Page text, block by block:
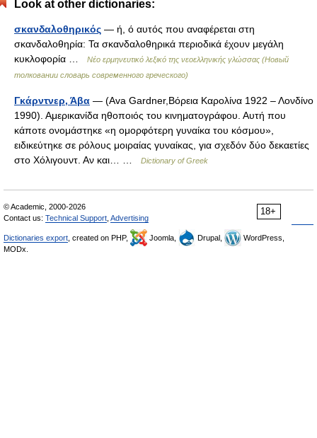
Look at other dictionaries:
σκανδαλοθηρικός — ή, ό αυτός που αναφέρεται στη
σκανδαλοθηρία: Τα σκανδαλοθηρικά περιοδικά έχουν μεγάλη
κυκλοφορία …
Νέο ερμηνευτικό λεξικό της νεοελληνικής γλώσσας (Новый
толковании словарь современного греческого)
Γκάρντνερ, Άβα — (Ava Gardner,Βόρεια Καρολίνα 1922 – Λονδίνο
1990). Αμερικανίδα ηθοποιός του κινηματογράφου. Αυτή που
κάποτε ονομάστηκε «η ομορφότερη γυναίκα του κόσμου»,
ειδικεύτηκε σε ρόλους μοιραίας γυναίκας, για σχεδόν δύο δεκαετίες
στο Χόλιγουντ. Αν και… …
Dictionary of Greek
18+
© Academic, 2000-2026
Contact us: Technical Support Advertising
Dictionaries export , created on PHP, Joomla, Drupal,
WordPress,
MODx.